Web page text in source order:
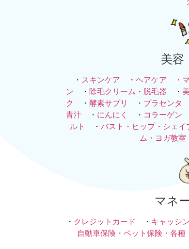
美容
・ スキンケア ・ ヘアケア ・
ン ・ 除毛クリーム・脱毛器 ・
ク
・ 酵素サプリ ・ プラセンタ
青汁 ・ にんにく ・ コラーゲン
ルト
・ バスト・ヒップ・シェ
ム・ヨガ教室
マネ
・ クレジットカード ・ キャッシ
自動車保険・ペット保険・各種